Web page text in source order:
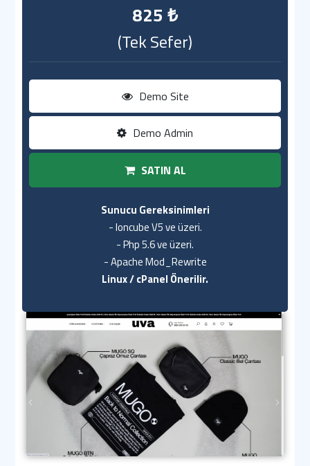
825 ₺
(Tek Sefer)
Demo Site
Demo Admin
SATIN AL
Sunucu Gereksinimleri
- Ioncube V5 ve üzeri.
- Php 5.6 ve üzeri.
- Apache Mod_Rewrite
Linux / cPanel Önerilir.